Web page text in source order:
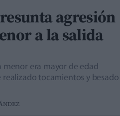
agresión
a la salida
menor era mayor de edad
realizado tocamientos y besado